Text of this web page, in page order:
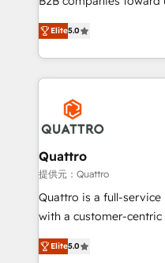
customer service. It's
to create great
happen.
focus is on fine-tuning
sales, and marketing
marketing agencies,
operational aspects of
each cog in your
functioning optimally. With our expertise in leading
platforms like
wealth of knowledge
Our strategies are
needs, ensuring a
with your growth
Elite5.0
Quattro
提供元：Quattro
Quattro is a full-service
with a customer-centric
clients have the same
bespoke approach for
Elite5.0